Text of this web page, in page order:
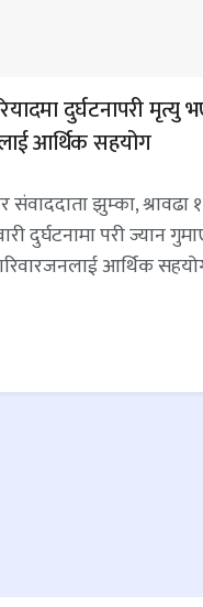
दुर्घटनापरी मृत्यु
आर्थिक सहयोग
संवाददाता झुम्का, श्रावढा
दुर्घटनामा परी ज्यान
आर्थिक